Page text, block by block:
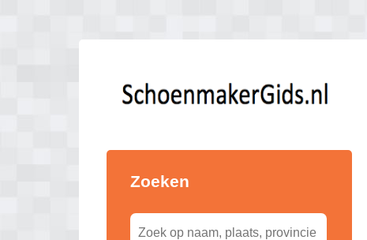
Zoeken